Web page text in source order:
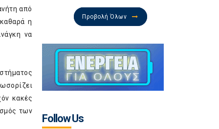
από
η
να
κακές
των
Προβολή Όλων
Follow Us